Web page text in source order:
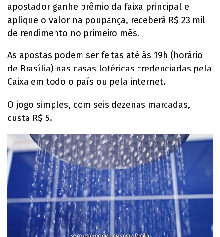
apostador ganhe prêmio da faixa principal e
aplique o valor na poupança, receberá R$ 23 mil
de rendimento no primeiro mês.
As apostas podem ser feitas até às 19h (horário
de Brasília) nas casas lotéricas credenciadas pela
Caixa em todo o país ou pela internet.
O jogo simples, com seis dezenas marcadas,
custa R$ 5.